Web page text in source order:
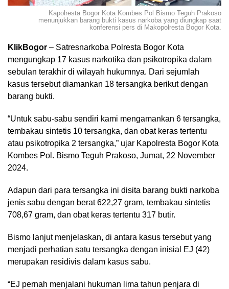
Kapolresta Bogor Kota Kombes Pol Bismo Teguh Prakoso
menunjukkan barang bukti kasus narkoba yang diungkap saat
konferensi pers di Makopolresta Bogor Kota.
KlikBogor – Satresnarkoba Polresta Bogor Kota
mengungkap 17 kasus narkotika dan psikotropika dalam
sebulan terakhir di wilayah hukumnya. Dari sejumlah
kasus tersebut diamankan 18 tersangka berikut dengan
barang bukti.
“Untuk sabu-sabu sendiri kami mengamankan 6 tersangka,
tembakau sintetis 10 tersangka, dan obat keras tertentu
atau psikotropika 2 tersangka,” ujar Kapolresta Bogor Kota
Kombes Pol. Bismo Teguh Prakoso, Jumat, 22 November
2024.
Adapun dari para tersangka ini disita barang bukti narkoba
jenis sabu dengan berat 622,27 gram, tembakau sintetis
708,67 gram, dan obat keras tertentu 317 butir.
Bismo lanjut menjelaskan, di antara kasus tersebut yang
menjadi perhatian satu tersangka dengan inisial EJ (42)
merupakan residivis dalam kasus sabu.
“EJ pernah menjalani hukuman lima tahun penjara di